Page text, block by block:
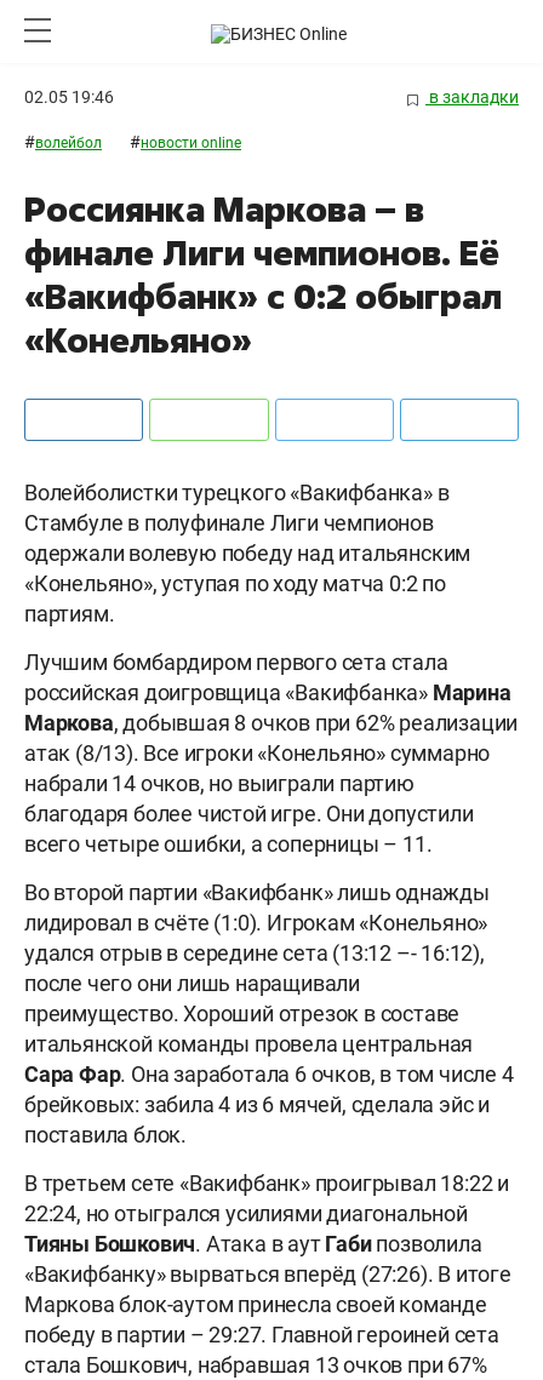
02.05 19:46 в закладки
#волейбол #новости online
Россиянка Маркова – в
финале Лиги чемпионов. Её
«Вакифбанк» с 0:2 обыграл
«Конельяно»
Волейболистки турецкого «Вакифбанка» в
Стамбуле в полуфинале Лиги чемпионов
одержали волевую победу над итальянским
«Конельяно», уступая по ходу матча 0:2 по
партиям.
Лучшим бомбардиром первого сета стала
российская доигровщица «Вакифбанка» Марина
Маркова, добывшая 8 очков при 62% реализации
атак (8/13). Все игроки «Конельяно» суммарно
набрали 14 очков, но выиграли партию
благодаря более чистой игре. Они допустили
всего четыре ошибки, а соперницы – 11.
Во второй партии «Вакифбанк» лишь однажды
лидировал в счёте (1:0). Игрокам «Конельяно»
удался отрыв в середине сета (13:12 –- 16:12),
после чего они лишь наращивали
преимущество. Хороший отрезок в составе
итальянской команды провела центральная
Сара Фар. Она заработала 6 очков, в том числе 4
брейковых: забила 4 из 6 мячей, сделала эйс и
поставила блок.
В третьем сете «Вакифбанк» проигрывал 18:22 и
22:24, но отыгрался усилиями диагональной
Тияны Бошкович. Атака в аутГабипозволила
«Вакифбанку» вырваться вперёд (27:26). В итоге
Маркова блок-аутом принесла своей команде
победу в партии – 29:27. Главной героиней сета
стала Бошкович, набравшая 13 очков при 67%